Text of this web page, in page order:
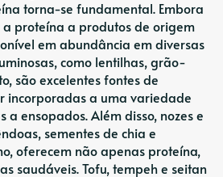
torna-se fundamental. Embora
a proteína a produtos de origem
em abundância em diversas
como lentilhas, grão-
são excelentes fontes de
incorporadas a uma variedade
ensopados. Além disso, nozes e
sementes de chia e
oferecem não apenas proteína,
saudáveis. Tofu, tempeh e seitan